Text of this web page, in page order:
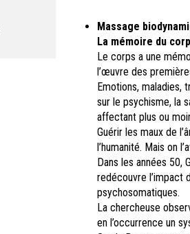
Massage
La mémoire du
Le corps a une
l’œuvre des
Emotions, maladies,
sur le psychisme, la
affectant plus ou
Guérir les maux de
l’humanité. Mais on
Dans les années 50,
redécouvre l’impact
psychosomatiques.
La chercheuse
en l’occurrence un